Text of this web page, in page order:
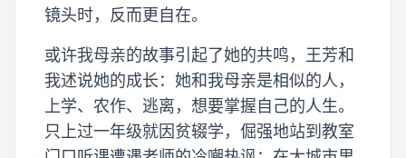
镜头时，反而更自在。
或许我母亲的故事引起了她的共鸣，王芳和
我述说她的成长：她和我母亲是相似的人，
上学、农作、逃离，想要掌握自己的人生。
只上过一年级就因贫辍学，倔强地站到教室